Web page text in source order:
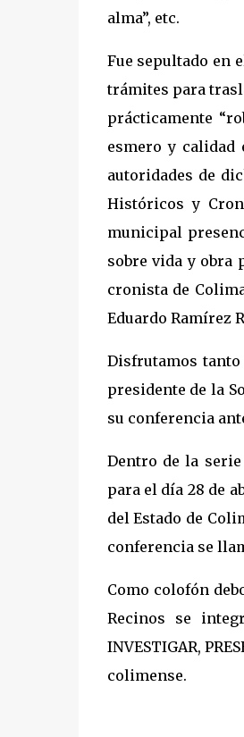
alma”, etc.
Fue sepultado en
trámites para
prácticamente
esmero y
autoridades de
Históricos y
municipal
sobre vida y obra
cronista de
Eduardo Ramírez
Disfrutamos tanto
presidente de la
su conferencia
Dentro de la
para el día 28 de
del Estado de
conferencia se
Como colofón
Recinos se
INVESTIGAR,
colimense.